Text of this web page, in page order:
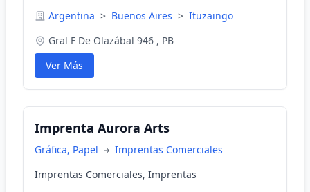
Argentina > Buenos Aires > Ituzaingo
Gral F De Olazábal 946 , PB
Ver Más
Imprenta Aurora Arts
Gráfica, Papel
Imprentas Comerciales
Imprentas Comerciales, Imprentas